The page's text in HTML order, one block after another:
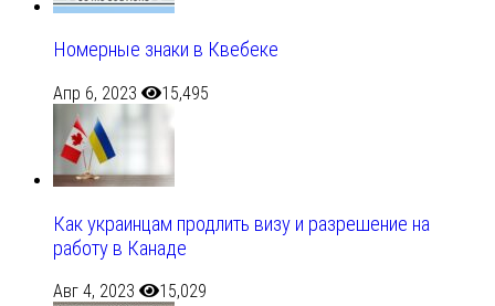
Номерные знаки в Квебеке
Апр 6, 2023 15,495
Как украинцам продлить визу и разрешение на
работу в Канаде
Авг 4, 2023 15,029